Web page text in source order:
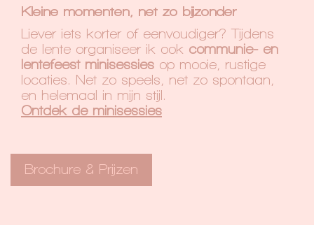
Kleine momenten, net zo bijzonder
Liever iets korter of eenvoudiger? Tijdens
de lente organiseer ik ook communie- en
lentefeest minisessies op mooie, rustige
locaties. Net zo speels, net zo spontaan,
en helemaal in mijn stijl.
Ontdek de minisessies
Brochure & Prijzen